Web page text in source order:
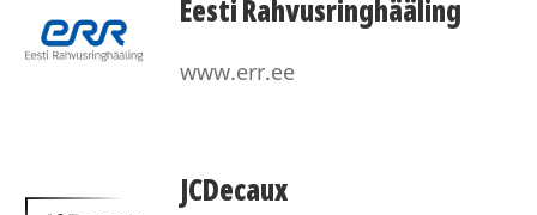
Eesti Rahvusringhääling
www.err.ee
JCDecaux